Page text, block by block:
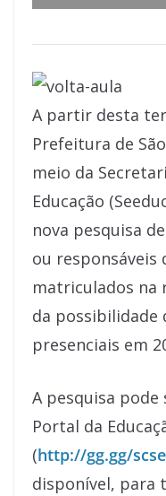
A partir desta
Prefeitura de
meio da
Educação
nova pesquisa
ou responsáveis
matriculados na
da possibilidade
presenciais em
A pesquisa pode
Portal da
(http://gg.gg/
disponível, para